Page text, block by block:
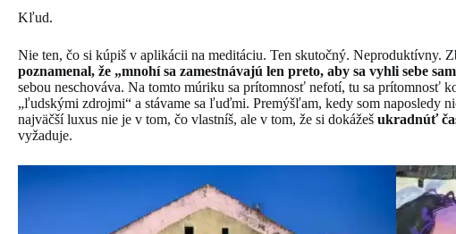
Kľud.
Nie ten, čo si kúpiš v aplikácii na meditáciu. Ten skutočný. Neproduktívny.
poznamenal, že „mnohí sa zamestnávajú len preto, aby sa vyhli sebe
sebou neschováva. Na tomto múriku sa prítomnosť nefotí, tu sa prítomnosť
„ľudskými zdrojmi“ a stávame sa ľuďmi. Premýšľam, kedy som naposledy
najväčší luxus nie je v tom, čo vlastníš, ale v tom, že si dokážeš ukradnúť
vyžaduje.